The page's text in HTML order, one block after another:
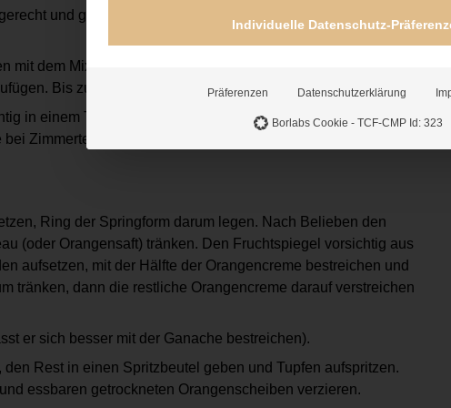
und gerade steht, damit die Fruchtscheibe später
mit dem Mixer aufschlagen, sollte die Creme sehr fest sein,
Bis zum Gebrauch kühl stellen.
in einem Topf erwärmen, Schokolade hineinbröseln und darin
Zimmertemperatur abkühlen lassen.
Ring der Springform darum legen. Nach Belieben den
(oder Orangensaft) tränken. Den Fruchtspiegel vorsichtig aus
aufsetzen, mit der Hälfte der Orangencreme bestreichen und
tränken, dann die restliche Orangencreme darauf verstreichen
er sich besser mit der Ganache bestreichen).
Rest in einen Spritzbeutel geben und Tupfen aufspritzen.
essbaren getrockneten Orangenscheiben verzieren.
Individuelle Datenschutz-
Präferenzen Datenschutzerklärung
Borlabs Cookie - TCF-CMP Id: 323